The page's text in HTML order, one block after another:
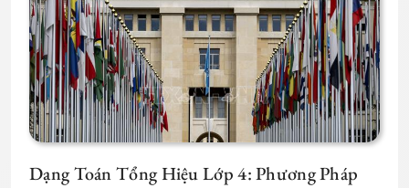
Dạng Toán Tổng Hiệu Lớp 4: Phương Pháp